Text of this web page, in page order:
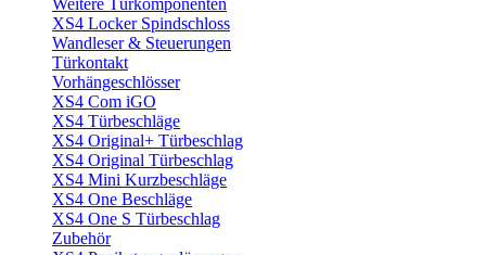
XS4 Locker Spindschloss
Wandleser & Steuerungen
Türkontakt
Vorhängeschlösser
XS4 Com iGO
XS4 Türbeschläge
XS4 Original+ Türbeschlag
XS4 Original Türbeschlag
XS4 Mini Kurzbeschläge
XS4 One Beschläge
XS4 One S Türbeschlag
Zubehör